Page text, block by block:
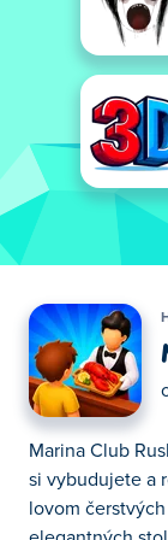
Marina Club
si vybudujete a
lovom